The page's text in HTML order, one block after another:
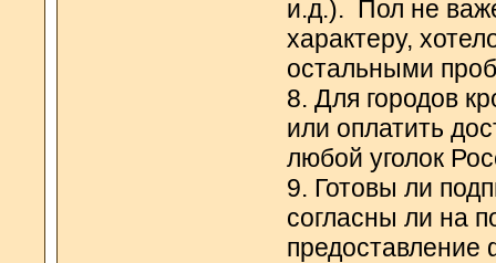
и.д.). Пол не
характеру,
остальными
8. Для городов
или оплатить
любой уголок
9. Готовы ли
согласны ли на
предоставление